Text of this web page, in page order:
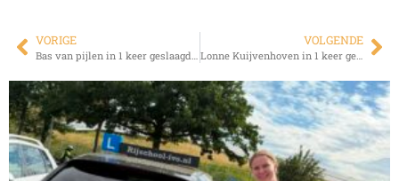
VORIGE VOLGENDE
Lonne Kuijvenhoven in 1 keer geslaagd!!!